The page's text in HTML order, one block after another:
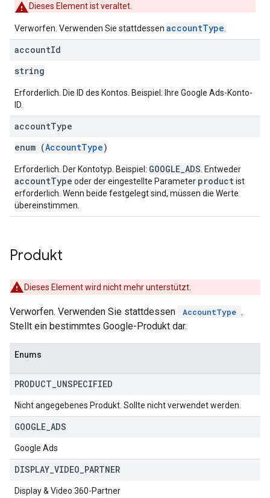
Dieses Element ist veraltet.
Verworfen. Verwenden Sie stattdessen accountType
accountId
string
Erforderlich. Die ID des Kontos. Beispiel: Ihre Google Ads-Konto-
ID.
accountType
enum (AccountType)
Erforderlich. Der Kontotyp. Beispiel: GOOGLE_ADS . Entweder
accountType oder der eingestellte Parameter productist
erforderlich. Wenn beide festgelegt sind, müssen die Werte
übereinstimmen.
Produkt
Dieses Element wird nicht mehr unterstützt.
Verworfen. Verwenden Sie stattdessen AccountType .
Stellt ein bestimmtes Google-Produkt dar.
Enums
PRODUCT UNSPECIFIED
Nicht angegebenes Produkt. Sollte nicht verwendet werden.
GOOGLE ADS
Google Ads
DISPLAY VIDEO PARTNER
Display & Video 360-Partner